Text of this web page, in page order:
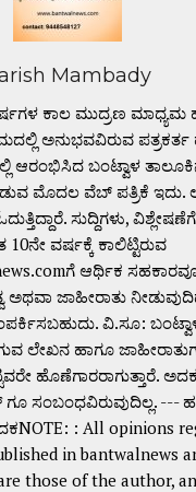
Mambady
ಕಾಲ ಮುದ್ರಣ ಮಾಧ್ಯಮ
ಅನುಭವವಿರುವ ಪತ್ರಕರ್ತ
ಆರಂಭಿಸಿದ ಬಂಟ್ವಾಳ
ಮೊದಲ ವೆಬ್ ಪತ್ರಿಕೆ ಇದು.
ಸುದ್ದಿಗಳು,
10ನೇ ವರ್ಷಕ್ಕೆ ಕಾಲಿಟ್ಟಿರುವ
ಆರ್ಥಿಕ
ಅಥವಾ ಜಾಹೀರಾತು
ವಿ.ಸೂ:
ಲೇಖನ ಹಾಗೂ
ಹೊಣೆಗಾರರಾಗುತ್ತಾರೆ.
ಗೂ ಸಂಬಂಧವಿರುವುದಿಲ್ಲ. ---
: All opinions
in bantwalnews
those of the author,